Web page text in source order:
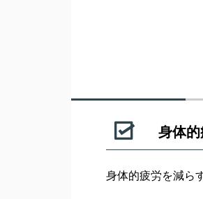
身体
身体的疲労を減ら